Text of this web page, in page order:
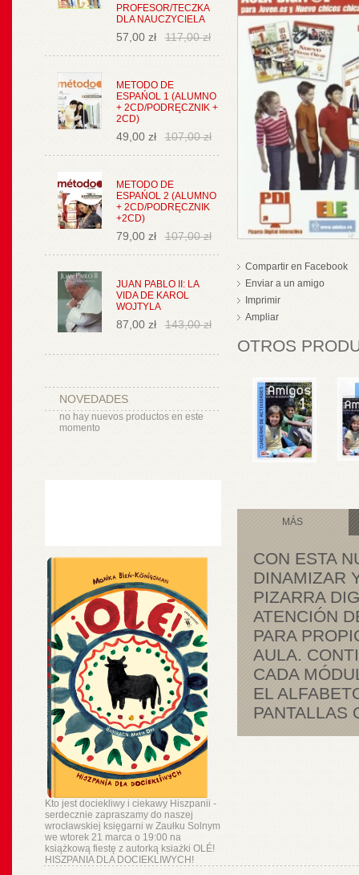
PROFESOR/TECZKA
DLA NAUCZYCIELA
57,00 zł 117,00 zł
METODO DE
ESPAŃOL 1 (ALUMNO
+ 2CD/PODRĘCZNIK +
2CD)
49,00 zł 107,00 zł
METODO DE
ESPAŃOL 2 (ALUMNO
+ 2CD/PODRĘCZNIK
+2CD)
79,00 zł 107,00 zł
JUAN PABLO II: LA
VIDA DE KAROL
WOJTYLA
87,00 zł 143,00 zł
NOVEDADES
no hay nuevos productos en este
momento
Kto jest dociekliwy i ciekawy Hiszpanii -
serdecznie zapraszamy do naszej
wrocławskiej księgarni w Zaułku Solnym
we wtorek 21 marca o 19:00 na
książkową fiestę z autorką ksiażki OLÉ!
HISZPANIA DLA DOCIEKLIWYCH!
Compartir en Facebook
Enviar a un amigo
Imprimir
Ampliar
OTROS
MÁS
CON ESTA
DINAMIZAR
PIZARRA
ATENCIÓN
PARA
AULA.
CADA
EL
PANTALLAS